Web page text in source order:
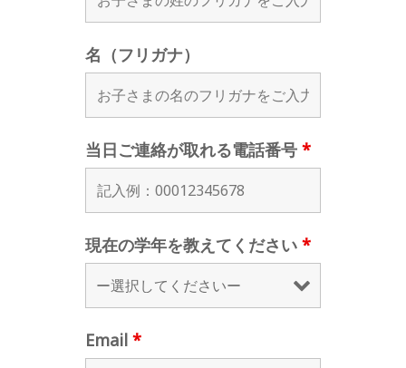
名（フリガナ）
当日ご連絡が取れる電話番号 *
現在の学年を教えてください *
Email *